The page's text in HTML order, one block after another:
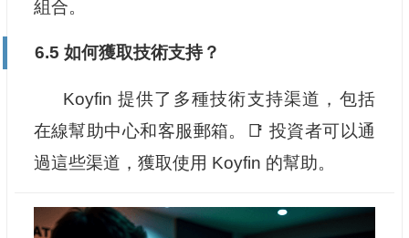
組合。
6.5 如何獲取技術支持？
Koyfin 提供了多種技術支持渠道，包括
在線幫助中心和客服郵箱。📑 投資者可以通
過這些渠道，獲取使用 Koyfin 的幫助。